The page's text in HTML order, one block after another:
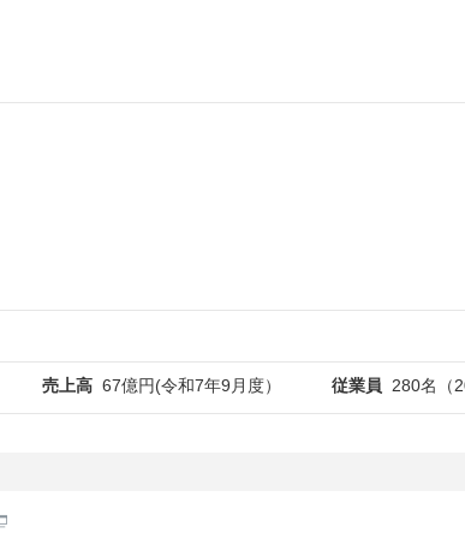
売上高 67億円(令和7年9月度） 従業員 280名（